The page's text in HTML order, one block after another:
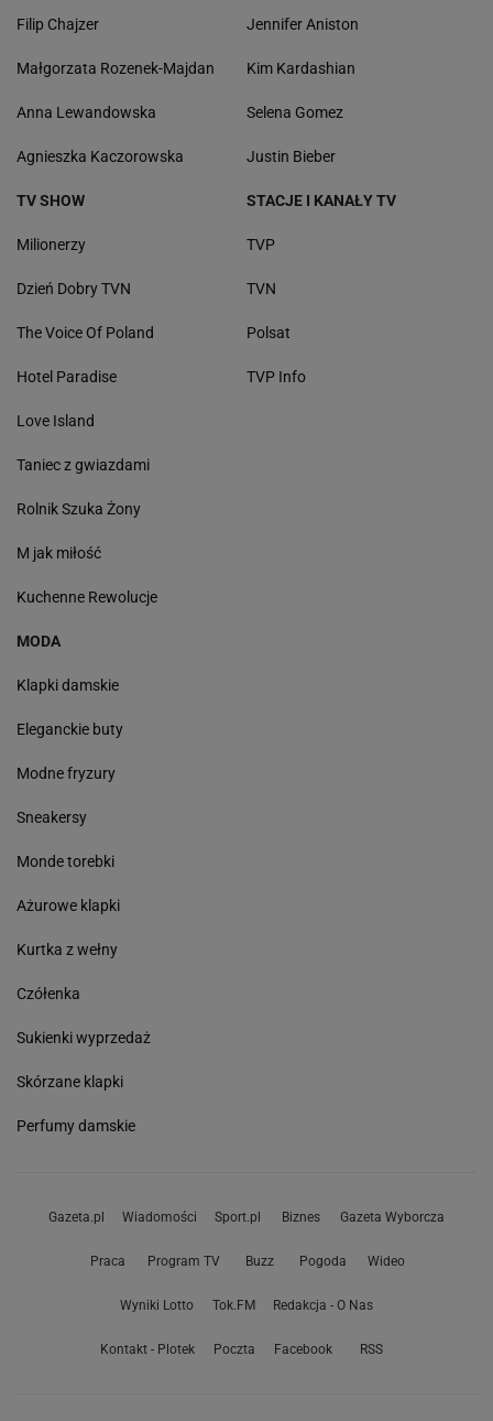
Filip Chajzer
Małgorzata Rozenek-Majdan
Anna Lewandowska
Agnieszka Kaczorowska
Jennifer Aniston
Kim Kardashian
Selena Gomez
Justin Bieber
TV SHOW
Milionerzy
Dzień Dobry TVN
The Voice Of Poland
Hotel Paradise
Love Island
Taniec z gwiazdami
Rolnik Szuka Żony
M jak miłość
Kuchenne Rewolucje
STACJE I KANAŁY TV
TVP
TVN
Polsat
TVP Info
MODA
Klapki damskie
Eleganckie buty
Modne fryzury
Sneakersy
Monde torebki
Ażurowe klapki
Kurtka z wełny
Czółenka
Sukienki wyprzedaż
Skórzane klapki
Perfumy damskie
Gazeta.pl Wiadomości Sport.pl Biznes Gazeta Wyborcza
Praca Program TV Buzz Pogoda Wideo
Wyniki Lotto Tok.FM Redakcja - O Nas
Kontakt - Plotek Poczta Facebook RSS